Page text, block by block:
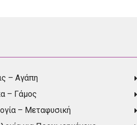
– Αγάπη
– Γάμος
– Μεταφυσική